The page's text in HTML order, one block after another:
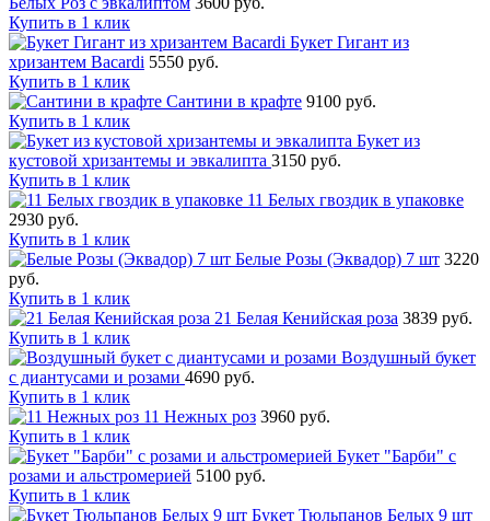
Купить в 1 клик
Букет Гигант из
хризантем Bacardi 5550 руб.
Купить в 1 клик
Сантини в крафте 9100 руб.
Купить в 1 клик
Букет из
кустовой хризантемы и эвкалипта 3150 руб.
Купить в 1 клик
11 Белых гвоздик в упаковке
2930 руб.
Купить в 1 клик
Белые Розы (Эквадор) 7 шт 3220
руб.
Купить в 1 клик
21 Белая Кенийская роза 3839 руб.
Купить в 1 клик
Воздушный букет
с диантусами и розами 4690 руб.
Купить в 1 клик
11 Нежных роз 3960 руб.
Купить в 1 клик
Букет "Барби" с
розами и альстромерией 5100 руб.
Купить в 1 клик
Букет Тюльпанов Белых 9 шт